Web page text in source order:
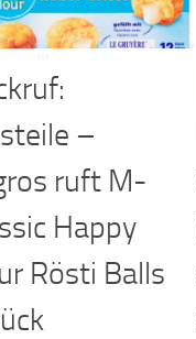
–
ruft M-
Happy
Rösti Balls